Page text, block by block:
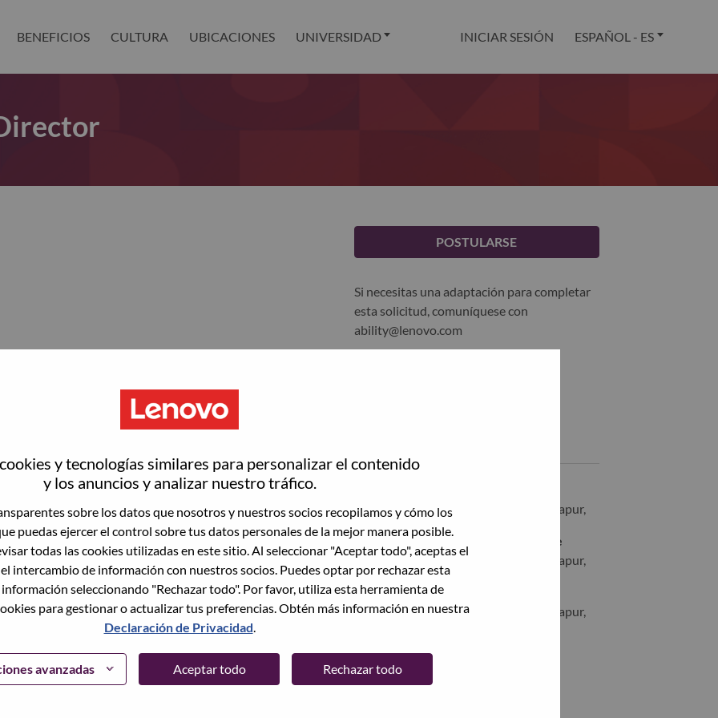
y tecnologías similares para personalizar el contenido
y los anuncios y analizar nuestro tráfico.
sobre los datos que nosotros y nuestros socios recopilamos y cómo los
puedas ejercer el control sobre tus datos personales de la mejor manera posible.
todas las cookies utilizadas en este sitio. Al seleccionar "Aceptar todo", aceptas el
intercambio de información con nuestros socios. Puedes optar por rechazar esta
seleccionando "Rechazar todo". Por favor, utiliza esta herramienta de
para gestionar o actualizar tus preferencias. Obtén más información en nuestra
Declaración de Privacidad
avanzadas Aceptar todo Rechazar todo
BENEFICIOS CULTURA UBICACIONES UNIVERSIDAD INICIAR SESIÓN ESPAÑOL - ES
what we do. We WOW our customers.
powerhouse, ranked #196 in the Fortune Global
in 180 markets. Focused on a bold vision to deliver
its success as the world’s largest PC company with a full-
optimized devices (PCs, workstations, smartphones,
performance computing and software defined
Lenovo’s continued investment in world-changing
and smarter future for everyone, everywhere.
under Lenovo Group Limited (HKSE: 992) (ADR:
POSTULARSE
Si necesitas una adaptación para completar
esta solicitud, comuníquese con
ability@lenovo.com
SINGAPORE, Central Singapore, Singapur,
Global Account Manager - Singapore
SINGAPORE, Central Singapore, Singapur,
Mid-Market Sales Representative
SINGAPORE, Central Singapore, Singapur,
Ver todas